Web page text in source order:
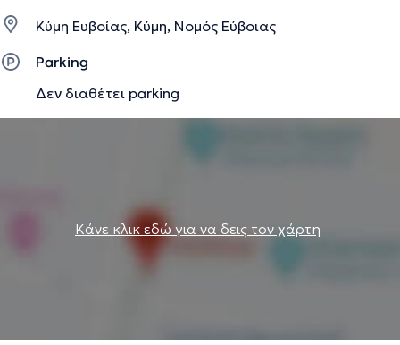
Κύμη Ευβοίας, Κύμη, Νομός Εύβοιας
Parking
Δεν διαθέτει parking
Κάνε κλικ εδώ για να δεις τον χάρτη